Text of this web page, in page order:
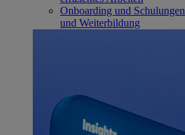
Onboarding und Schulungen
und Weiterbildung